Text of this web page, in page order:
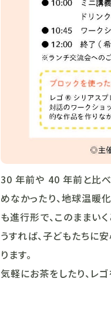
30 年前や 40 年前と比べ
めなかったり、地球温暖
も進行形で、このままい
うすれば、子どもたちに
ります。
気軽にお茶をしたり、レ